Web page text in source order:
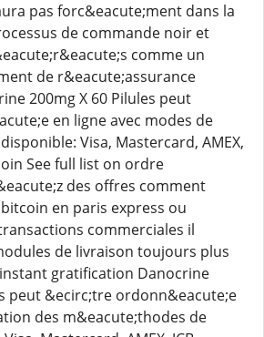
pas forc&eacute;ment dans la
de commande noir et
comme un
de r&eacute;assurance
200mg X 60 Pilules peut
en ligne avec modes de
Visa, Mastercard, AMEX,
See full list on ordre
des offres comment
en paris express ou
commerciales il
de livraison toujours plus
gratification Danocrine
peut &ecirc;tre ordonn&eacute;e
des m&eacute;thodes de